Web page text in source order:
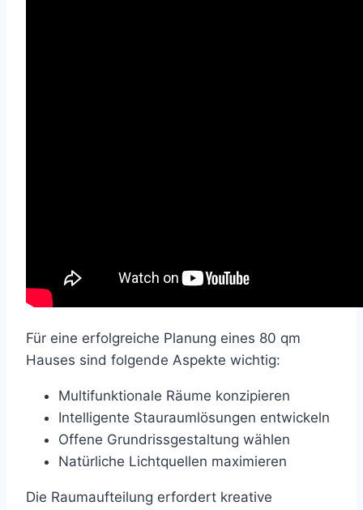
Für eine erfolgreiche Planung eines 80 qm
Hauses sind folgende Aspekte wichtig:
Multifunktionale Räume konzipieren
Intelligente Stauraumlösungen entwickeln
Offene Grundrissgestaltung wählen
Natürliche Lichtquellen maximieren
Die Raumaufteilung erfordert kreative